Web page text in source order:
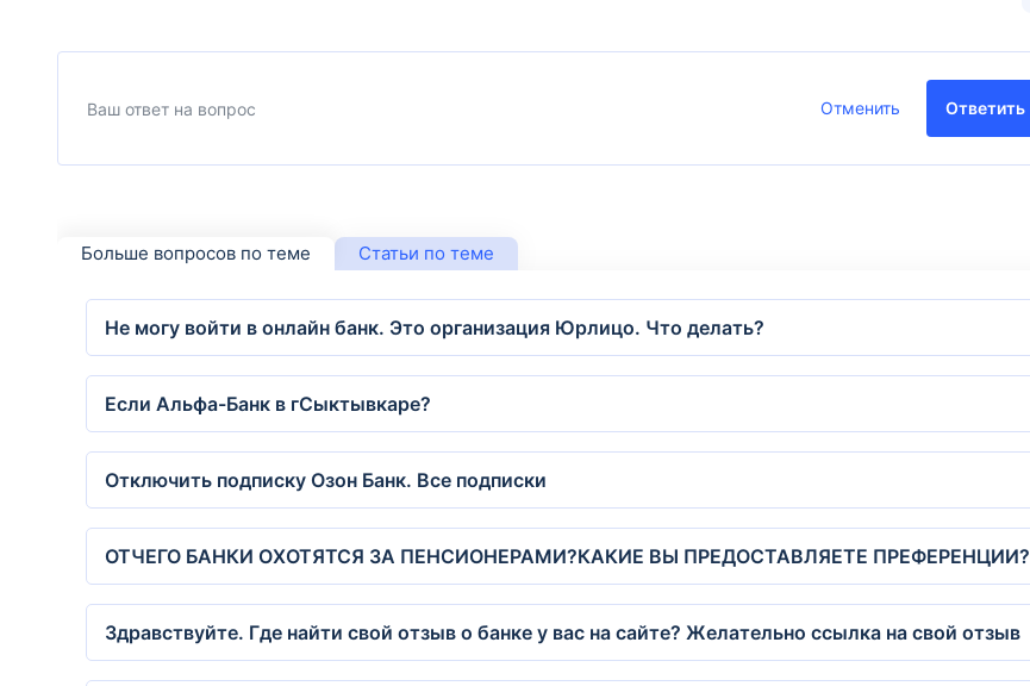
Отменить Ответить
Больше вопросов по теме Статьи по теме
Не могу войти в онлайн банк. Это организация Юрлицо. Что делать?
Если Альфа-Банк в гСыктывкаре?
Отключить подписку Озон Банк. Все подписки
ОТЧЕГО БАНКИ ОХОТЯТСЯ ЗА ПЕНСИОНЕРАМИ?КАКИЕ ВЫ ПРЕДОСТАВЛЯЕТЕ ПРЕФЕРЕНЦИИ?
Здравствуйте. Где найти свой отзыв о банке у вас на сайте? Желательно ссылка на свой отзыв